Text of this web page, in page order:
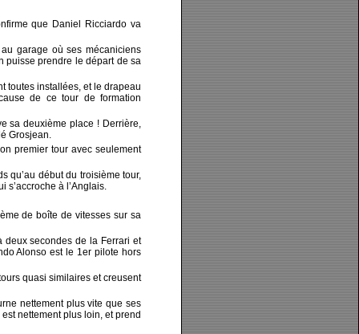
que Daniel Ricciardo va
garage où ses mécaniciens
puisse prendre le départ de sa
toutes installées, et le drapeau
de ce tour de formation
sa deuxième place ! Derrière,
Grosjean.
premier tour avec seulement
qu’au début du troisième tour,
s’accroche à l’Anglais.
de boîte de vitesses sur sa
deux secondes de la Ferrari et
Alonso est le 1er pilote hors
quasi similaires et creusent
nettement plus vite que ses
nettement plus loin, et prend